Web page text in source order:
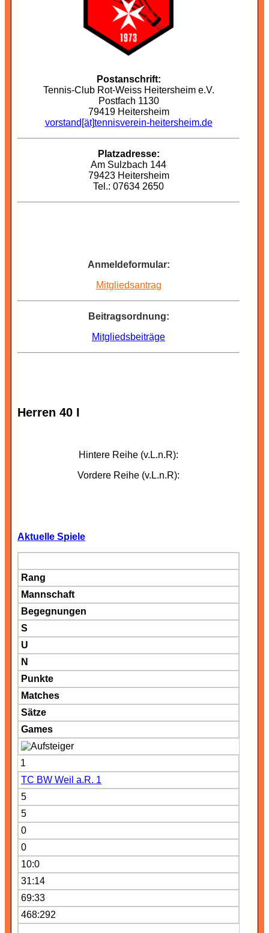
Postanschrift:
Tennis-Club Rot-Weiss Heitersheim e.V.
Postfach 1130
79419 Heitersheim
vorstand [ät]tennisverein-heitersheim.de
Platzadresse:
Am Sulzbach 144
79423 Heitersheim
Tel.: 07634 2650
Anmeldeformular:
Mitgliedsantrag
Beitragsordnung:
Mitgliedsbeiträge
Herren 40 I
Hintere Reihe (v.L.n.R):
Vordere Reihe (v.L.n.R):
Aktuelle Spiele
Rang
Mannschaft
Begegnungen
S
U
N
Punkte
Matches
Sätze
Games
1
TC BW Weil a.R. 1
5
5
0
0
10:0
31:14
69:33
468:292